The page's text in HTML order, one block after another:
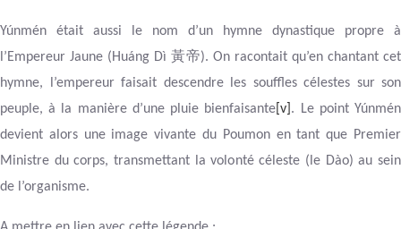
Yúnmén était aussi le nom d’un hymne dynastique propre à
l’Empereur Jaune (Huáng Dì 黃帝). On racontait qu’en chantant cet
hymne, l’empereur faisait descendre les souffles célestes sur son
peuple, à la manière d’une pluie bienfaisante [v] . Le point Yúnmén
devient alors une image vivante du Poumon en tant que Premier
Ministre du corps, transmettant la volonté céleste (le Dào) au sein
de l’organisme.